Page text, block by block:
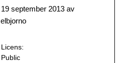
19 september 2013av
elbjorno
Licens:
Public